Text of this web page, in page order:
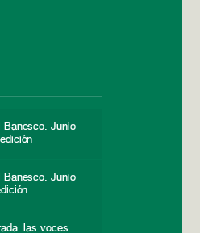
Banesco. Junio
Banesco. Junio
las voces